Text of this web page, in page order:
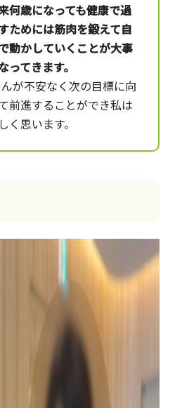
何歳になっても健康で過
ためには筋肉を鍛えて自
動かしていくことが大事
ってきます。
が不安なく次の目標に向
前進することができ私は
く思います。